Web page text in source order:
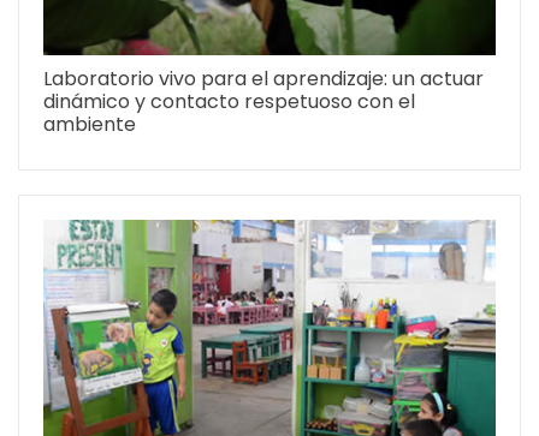
Laboratorio vivo para el aprendizaje: un actuar
dinámico y contacto respetuoso con el
ambiente